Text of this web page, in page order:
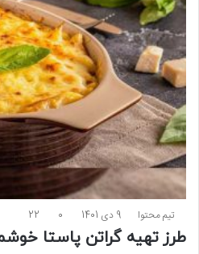
تیم محتوا 9 دی 1401 0
22
طرز تهیه گراتن پاستا